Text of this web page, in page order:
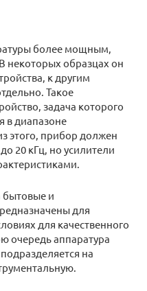
более мощным,
некоторых образцах он
к другим
Такое
задача которого
в диапазоне
этого, прибор должен
20 кГц, но усилители
бытовые и
для
для качественного
очередь аппаратура
на